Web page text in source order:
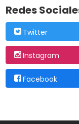
Redes
Twitter
Instagram
Facebook